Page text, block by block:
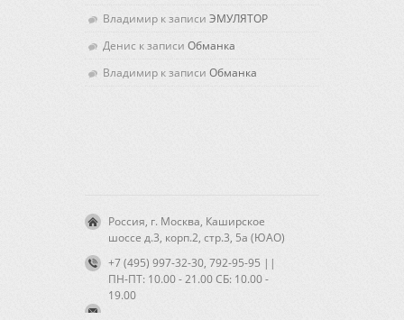
Владимир к записи ЭМУЛЯТОР
Денис к записи Обманка
Владимир к записи Обманка
Россия, г. Москва, Каширское
шоссе д.3, корп.2, стр.3, 5а (ЮАО)
+7 (495) 997-32-30, 792-95-95 ||
ПН-ПТ: 10.00 - 21.00 CБ: 10.00 -
19.00